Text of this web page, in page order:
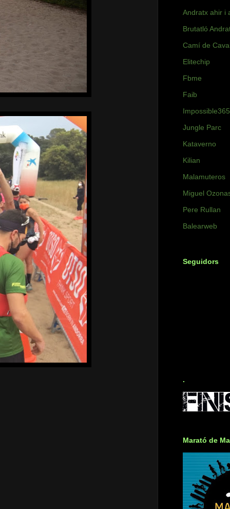
Andratx ahir i
Brutatló
Camí de
Elitechip
Fbme
Faib
Impossible365
Jungle Parc
Kataverno
Kilian
Malamuteros
Miguel
Pere Rullan
Balearweb
Seguidors
.
Marató de